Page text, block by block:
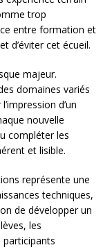
trop
entre formation et
d’éviter cet écueil.
majeur.
domaines variés
d’un
nouvelle
compléter les
et lisible.
représente une
techniques,
de développer un
les